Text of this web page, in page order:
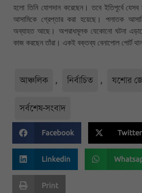
হলো তিনি যোগদান করেছেন। তবে ইতিপূর্বে
আসামিকে গ্রেপ্তার করা হয়েছে। পলাতক
অব্যাহত আছে। অপরাধমূলক যেকোনো ঘটনা
কাজ করছেন তাঁরা। একই বক্তব্য বেনাপোল পোর্ট
আঞ্চলিক , নির্বাচিত , যশোর
সর্বশেষ-সংবাদ
Facebook Twitter
Linkedin
Print